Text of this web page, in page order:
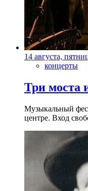
14 августа,
концерты
Три моста
Музыкальный
центре. Вход